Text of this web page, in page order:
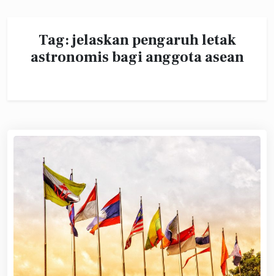
Tag:jelaskan pengaruh letak
astronomis bagi anggota asean